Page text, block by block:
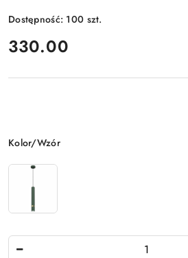
Dostępność: 100 szt.
cena:
330.00
Wariant
Kolor/Wzór